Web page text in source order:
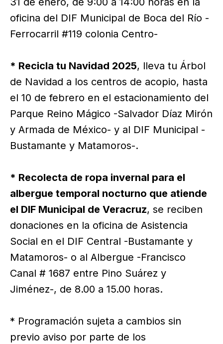
oficina del DIF Municipal de Boca del Río -
Ferrocarril #119 colonia Centro-
* Recicla tu Navidad 2025, lleva tu Árbol
de Navidad a los centros de acopio, hasta
el 10 de febrero en el estacionamiento del
Parque Reino Mágico -Salvador Díaz Mirón
y Armada de México- y al DIF Municipal -
Bustamante y Matamoros-.
* Recolecta de ropa invernal para el
albergue temporal nocturno que atiende
el DIF Municipal de Veracruz, se reciben
donaciones en la oficina de Asistencia
Social en el DIF Central -Bustamante y
Matamoros- o al Albergue -Francisco
Canal # 1687 entre Pino Suárez y
Jiménez-, de 8.00 a 15.00 horas.
* Programación sujeta a cambios sin
previo aviso por parte de los